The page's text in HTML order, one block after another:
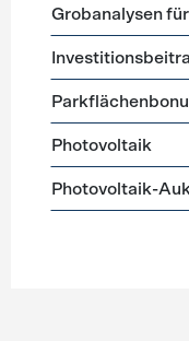
Grobanalysen
Photovoltaik
Photovoltaik-